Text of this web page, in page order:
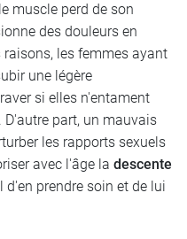
muscle perd de son
des douleurs en
les femmes ayant
une légère
si elles n'entament
. D'autre part, un mauvais
les rapports sexuels
avec l'âge la descente
prendre soin et de lui